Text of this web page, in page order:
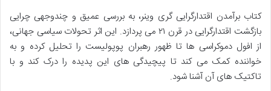
کتاب برآمدن اقتدارگرایی گری وینر، به بررسی عمیق و چندوجهی چرایی
بازگشت اقتدارگرایی در قرن ۲۱ می پردازد. این اثر تحولات سیاسی جهانی،
از افول دموکراسی ها تا ظهور رهبران پوپولیست را تحلیل کرده و به
خواننده کمک می کند تا پیچیدگی های این پدیده را درک کند و با
تاکتیک های آن آشنا شود.